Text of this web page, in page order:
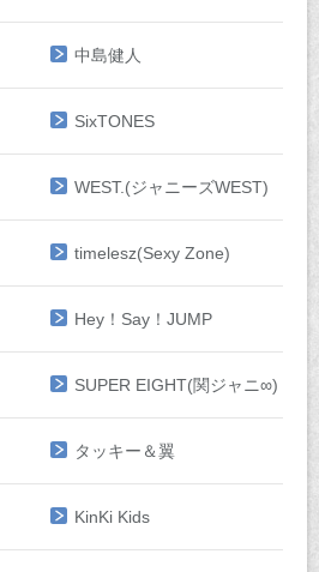
中島健人
SixTONES
WEST.(ジャニーズWEST)
timelesz(Sexy Zone)
Hey！Say！JUMP
SUPER EIGHT(関ジャニ∞)
タッキー＆翼
KinKi Kids